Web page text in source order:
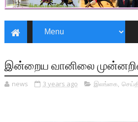
இன்றைய வானிலை
news 3 years ago இலங்கை,